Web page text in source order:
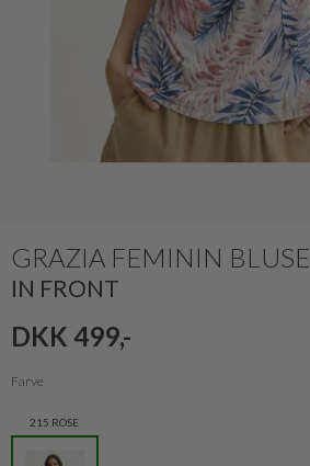
GRAZIA FEMININ BLUSE
IN FRONT
DKK 499,-
Farve
215 ROSE